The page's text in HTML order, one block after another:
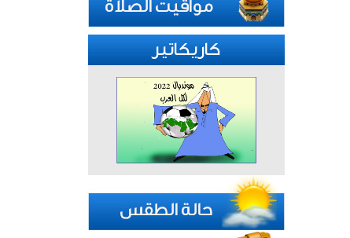
كاريكاتير